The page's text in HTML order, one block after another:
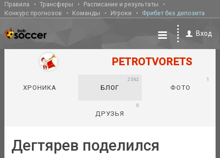
Правила Трансферы
Расписание и результаты
Конкурс прогнозов
Команды Игроки Фрибет без депозита
Вход
PETROTVORETS
ХРОНИКА БЛОГ
2562
ФОТО
1
ДРУЗЬЯ
0
Дегтярев поделился